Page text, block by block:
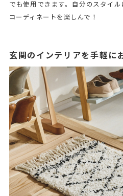
でも使用できます。自分のスタイ
コーディネートを楽しんで！
玄関のインテリアを手軽に